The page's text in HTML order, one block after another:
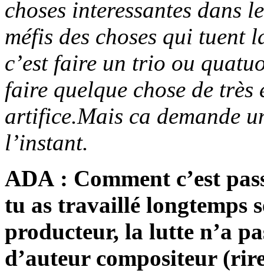
choses interessantes dans
méfis des choses qui tuent
c’est faire un trio ou
faire quelque chose de très
artifice.Mais ca demande
l’instant.
ADA : Comment c’est
tu as travaillé longtemps
producteur, la lutte n’a
d’auteur compositeur